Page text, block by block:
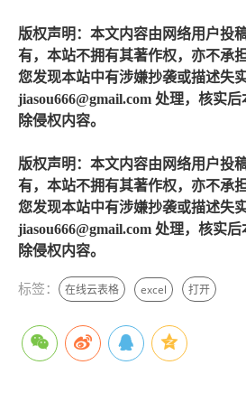
版权声明：本文内容由网络用户投
有，本站不拥有其著作权，亦不承
您发现本站中有涉嫌抄袭或描述失
jiasou666@gmail.com 处理，核实
除侵权内容。
版权声明：本文内容由网络用户投
有，本站不拥有其著作权，亦不承
您发现本站中有涉嫌抄袭或描述失
jiasou666@gmail.com 处理，核实
除侵权内容。
标签： 在线云表格 excel 打开